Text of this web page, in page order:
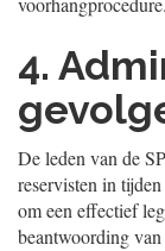
4.
De leden van de
reservisten in
om een effectief
beantwoording